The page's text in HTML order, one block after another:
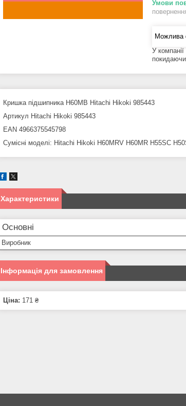
У
покидаючи
Кришка підшипника H60MB Hitachi Hikoki 985443
Артикул Hitachi Hikoki 985443
EAN 4966375545798
Сумісні моделі: Hitachi Hikoki H60MRV H60MR H55SC
Характеристики
Основні
Виробник
Інформація для замовлення
Ціна: 171 ₴